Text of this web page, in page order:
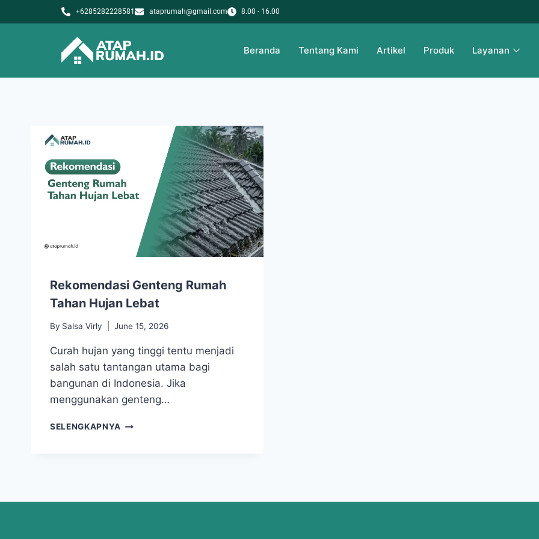
+6285282228581 ataprumah@gmail.com 8.00 - 16.00
Beranda Tentang Kami Artikel Produk Layanan
Rekomendasi Genteng Rumah
Tahan Hujan Lebat
By Salsa Virly June 15, 2026
Curah hujan yang tinggi tentu menjadi
salah satu tantangan utama bagi
bangunan di Indonesia. Jika
menggunakan genteng…
SELENGKAPNYA